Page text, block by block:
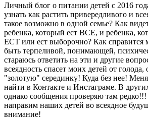
Личный блог о питании детей с 2016
узнать как растить привередливого и
такое возможно в одной семье? Как
ребенка, который ест ВСЕ, и ребенка,
ЕСТ или ест выборочно? Как справится
быть терпеливой, понимающей,
стараюсь ответить на эти и другие
всеядность спасет моих детей от
"золотую" серединку! Куда без нее!
найти в Контакте и Инстаграме. В
однако сообщения проверяю там
направим наших детей во всеядное
внимание!